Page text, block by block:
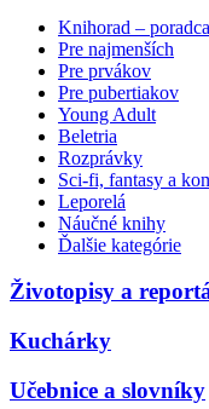
Knihorad –
Pre najmenších
Pre prvákov
Pre pubertiakov
Young Adult
Beletria
Rozprávky
Sci-fi, fantasy a
Leporelá
Náučné knihy
Ďalšie kategórie
Životopisy a
Kuchárky
Učebnice a slovníky